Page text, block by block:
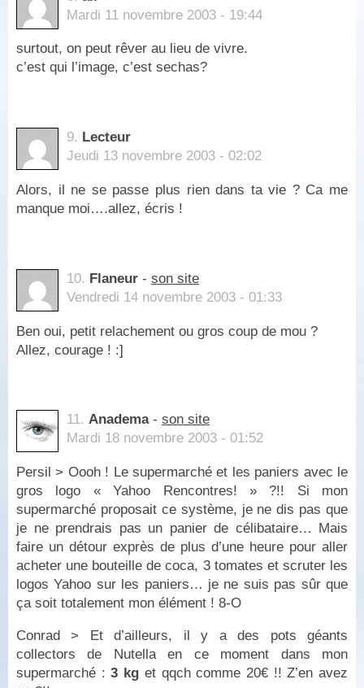
Mardi 11 novembre 2003 - 19:44
surtout, on peut rêver au lieu de vivre.
c’est qui l’image, c’est sechas?
9. Lecteur
Jeudi 13 novembre 2003 - 02:02
Alors, il ne se passe plus rien dans ta vie ? Ca me
manque moi….allez, écris !
10. Flaneur - son site
Vendredi 14 novembre 2003 - 01:33
Ben oui, petit relachement ou gros coup de mou ?
Allez, courage ! :]
11. Anadema- son site
Mardi 18 novembre 2003 - 01:52
Persil > Oooh ! Le supermarché et les paniers avec le
gros logo « Yahoo Rencontres! » ?!! Si mon
supermarché proposait ce système, je ne dis pas que
je ne prendrais pas un panier de célibataire… Mais
faire un détour exprès de plus d’une heure pour aller
acheter une bouteille de coca, 3 tomates et scruter les
logos Yahoo sur les paniers… je ne suis pas sûr que
ça soit totalement mon élément ! 8-O
Conrad > Et d’ailleurs, il y a des pots géants
collectors de Nutella en ce moment dans mon
supermarché :3 kg et qqch comme 20€ !! Z’en avez